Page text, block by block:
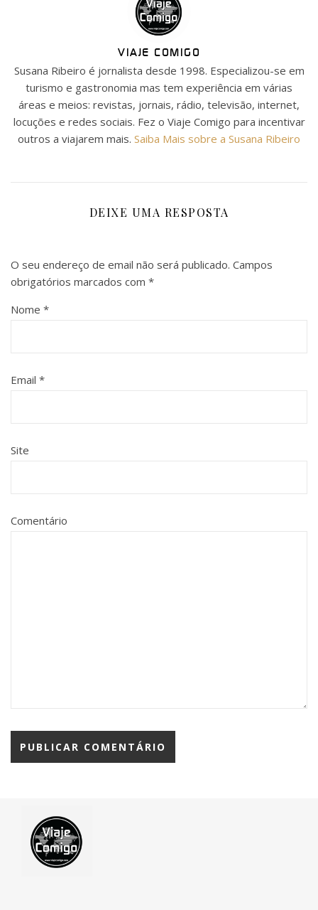
VIAJE COMIGO
Susana Ribeiro é jornalista desde 1998. Especializou-se em
turismo e gastronomia mas tem experiência em várias
áreas e meios: revistas, jornais, rádio, televisão, internet,
locuções e redes sociais. Fez o Viaje Comigo para incentivar
outros a viajarem mais. Saiba Mais sobre a Susana Ribeiro
DEIXE UMA RESPOSTA
O seu endereço de email não será publicado. Campos
obrigatórios marcados com *
Nome *
Email *
Site
Comentário